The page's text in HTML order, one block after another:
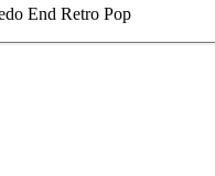
End Retro Pop